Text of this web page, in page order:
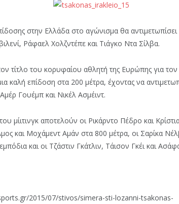
στην Ελλάδα στο αγώνισμα θα
Ράφαελ Χολζντέπε και Τιάγκο Ντα Σίλβα.
τίτλο του κορυφαίου αθλητή της Ευρώπης για
καλή επίδοση στα 200 μέτρα, έχοντας να
Γουέμπ και Νικέλ Ασμέιντ.
μίιτινγκ αποτελούν οι Ρικάρντο Πέδρο και
και Μοχάμεντ Αμάν στα 800 μέτρα, οι Σαρίκα
και οι Τζάστιν Γκάτλιν, Τάισον Γκέι και
2015/07/stivos/simera-sti-lozanni-tsakonas-